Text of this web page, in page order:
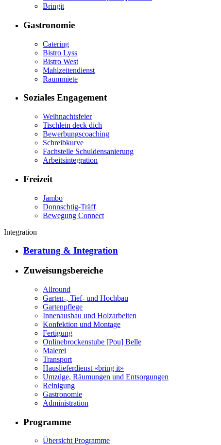
Bringit
Gastronomie
Catering
Bistro Lyss
Bistro West
Mahlzeitendienst
Raummiete
Soziales Engagement
Weihnachtsfeier
Tischlein deck dich
Bewerbungscoaching
Schreibkurve
Fachstelle Schuldensanierung
Arbeitsintegration
Freizeit
Jambo
Donnschtig-Träff
Bewegung Connect
Integration
Beratung & Integration
Zuweisungsbereiche
Allround
Garten-, Tief- und Hochbau
Gartenpflege
Innenausbau und Holzarbeiten
Konfektion und Montage
Fertigung
Onlinebrockenstube [Pou] Belle
Malerei
Transport
Hauslieferdienst «bring it»
Umzüge, Räumungen und Entsorgungen
Reinigung
Gastronomie
Administration
Programme
Übersicht Programme